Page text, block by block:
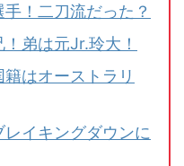
手！二刀流だった？
！弟は元Jr.玲大！
籍はオーストラリ
レイキングダウンに